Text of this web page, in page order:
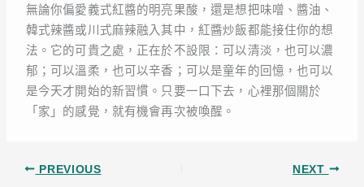
無論你偏愛義式紅醬的明亮果酸，還是想把味噌、醬油、
韓式辣醬或川式麻辣融入其中，紅醬炒飯都能接住你的想
法。它的可貴之處，正在於不設限：可以清淡，也可以濃
郁；可以溫柔，也可以辛香；可以是童年的回憶，也可以
是今天才開始的新習慣。只要一口下去，心裡那個關於
「家」的感覺，就有機會再次被喚醒。
PREVIOUS NEXT